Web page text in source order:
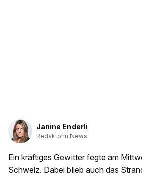
Janine Enderli
Redaktorin News
Ein kräftiges Gewitter fegte am
Schweiz. Dabei blieb auch das